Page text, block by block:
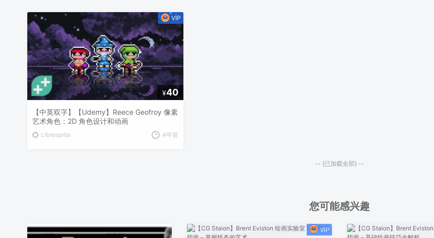
¥40
【中英双字】【Udemy】Reece Geofroy 像素
艺术角色：2D 角色设计和动画
Libresprite 4年前
-- {已加载全部} --
您可能感兴趣